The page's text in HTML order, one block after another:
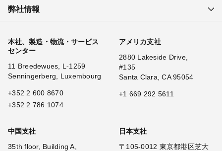
弊社情報
本社、製造・物流・サービス
センター
11 Breedewues, L-1259
Senningerberg, Luxembourg
+352 2 600 8670
+352 2 786 1074
アメリカ支社
2880 Lakeside Drive,
#135
Santa Clara, CA 95054
+1 669 292 5611
中国支社
35th floor, Building A,
日本支社
〒105-0012 東京都港区芝大